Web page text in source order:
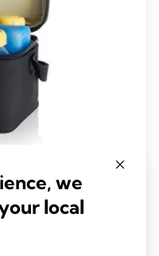
mleko matki w niskiej
do żłobka.
we
local